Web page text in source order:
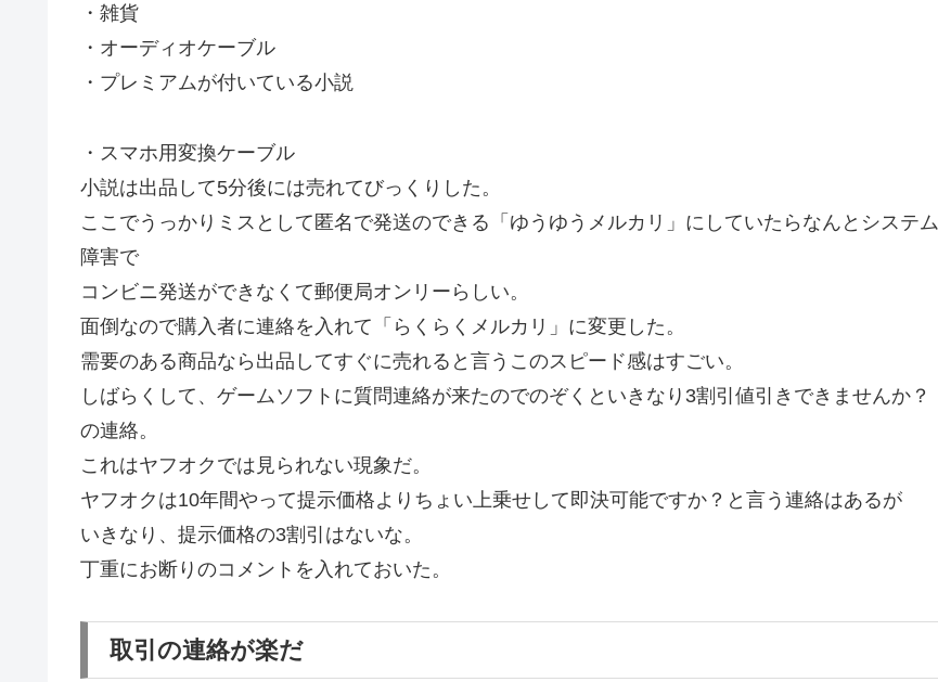
・雑貨
・オーディオケーブル
・プレミアムが付いている小説
・スマホ用変換ケーブル
小説は出品して5分後には売れてびっくりした。
ここでうっかりミスとして匿名で発送のできる「ゆうゆうメルカリ」にしていたらなんとシステム
障害で
コンビニ発送ができなくて郵便局オンリーらしい。
面倒なので購入者に連絡を入れて「らくらくメルカリ」に変更した。
需要のある商品なら出品してすぐに売れると言うこのスピード感はすごい。
しばらくして、ゲームソフトに質問連絡が来たのでのぞくといきなり3割引値引きできませんか？
の連絡。
これはヤフオクでは見られない現象だ。
ヤフオクは10年間やって提示価格よりちょい上乗せして即決可能ですか？と言う連絡はあるが
いきなり、提示価格の3割引はないな。
丁重にお断りのコメントを入れておいた。
取引の連絡が楽だ